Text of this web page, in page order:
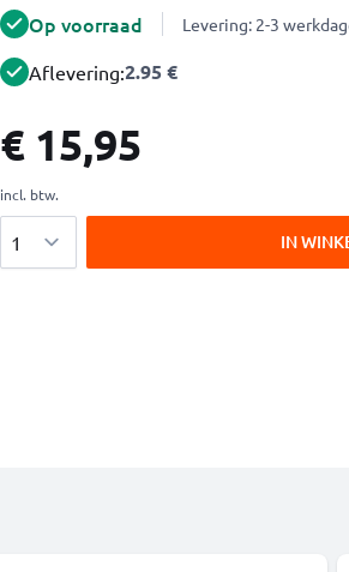
Op voorraad Levering: 2-3
Aflevering:2.95 €
€ 15,95
incl. btw.
IN